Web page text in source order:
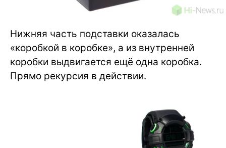
Нижняя часть подставки оказалась
«коробкой в коробке», а из внутренней
коробки выдвигается ещё одна коробка.
Прямо рекурсия в действии.